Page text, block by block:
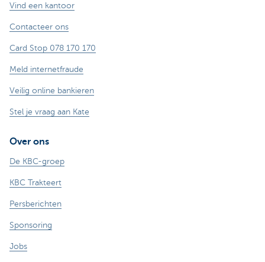
Vind een kantoor
Contacteer ons
Card Stop 078 170 170
Meld internetfraude
Veilig online bankieren
Stel je vraag aan Kate
Over ons
De KBC-groep
KBC Trakteert
Persberichten
Sponsoring
Jobs